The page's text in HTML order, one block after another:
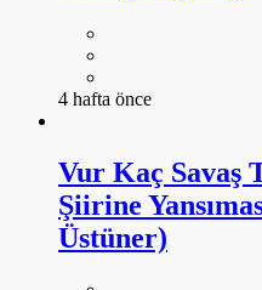
4 hafta önce
Vur Kaç Savaş
Şiirine
Üstüner)